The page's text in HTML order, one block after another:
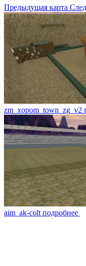
Предыдущая карта
zm_xopom_town_zg_v2
aim_ak-colt подробнее